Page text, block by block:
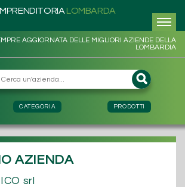
LOMBARDA
AGGIORNATA DELLE MIGLIORI AZIENDE DELLA
LOMBARDIA
CATEGORIA PRODOTTI
AZIENDA
srl